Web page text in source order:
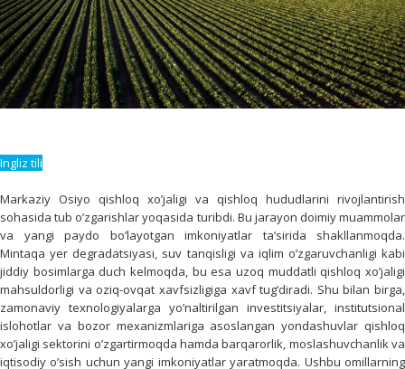
Ingliz tili
Markaziy Osiyo qishloq xo’jaligi va qishloq hududlarini rivojlantirish
sohasida tub o’zgarishlar yoqasida turibdi. Bu jarayon doimiy muammolar
va yangi paydo bo’layotgan imkoniyatlar ta’sirida shakllanmoqda.
Mintaqa yer degradatsiyasi, suv tanqisligi va iqlim o’zgaruvchanligi kabi
jiddiy bosimlarga duch kelmoqda, bu esa uzoq muddatli qishloq xo’jaligi
mahsuldorligi va oziq-ovqat xavfsizligiga xavf tug’diradi. Shu bilan birga,
zamonaviy texnologiyalarga yo’naltirilgan investitsiyalar, institutsional
islohotlar va bozor mexanizmlariga asoslangan yondashuvlar qishloq
xo’jaligi sektorini o’zgartirmoqda hamda barqarorlik, moslashuvchanlik va
iqtisodiy o’sish uchun yangi imkoniyatlar yaratmoqda. Ushbu omillarning